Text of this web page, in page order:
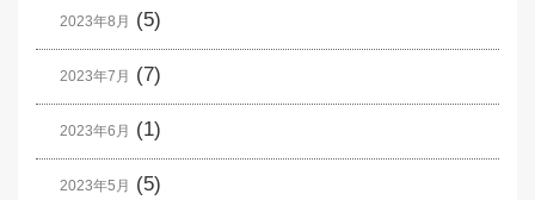
2023年8月 (5)
2023年7月 (7)
2023年6月 (1)
2023年5月 (5)